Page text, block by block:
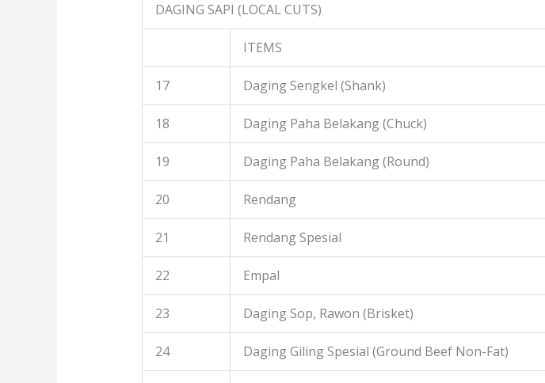
DAGING SAPI (LOCAL CUTS)
ITEMS
17 Daging Sengkel (Shank)
18 Daging Paha Belakang (Chuck)
19 Daging Paha Belakang (Round)
20 Rendang
21 Rendang Spesial
22 Empal
23 Daging Sop, Rawon (Brisket)
24 Daging Giling Spesial (Ground Beef Non-Fat)